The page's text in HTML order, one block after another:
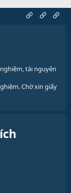
tài nguyên
Chờ xin giấy